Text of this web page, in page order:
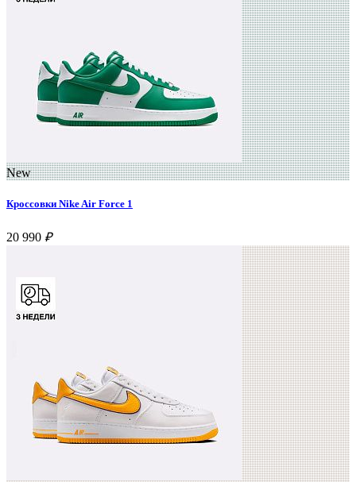
New
Кроссовки Nike Air Force 1
20 990 ₽